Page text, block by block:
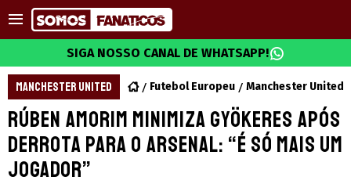
SIGA NOSSO CANAL DE WHATSAPP!
MANCHESTER UNITED Futebol Europeu Manchester United
Rúben Amorim minimiza Gyökeres após
derrota para o Arsenal: “É só mais um
jogador”